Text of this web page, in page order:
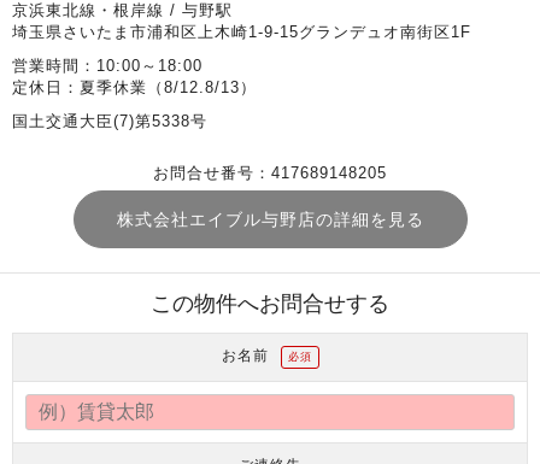
京浜東北線・根岸線 / 与野駅
埼玉県さいたま市浦和区上木崎1-9-15グランデュオ南街区1F
営業時間：10:00～18:00
定休日：夏季休業（8/12.8/13）
国土交通大臣(7)第5338号
お問合せ番号：417689148205
株式会社エイブル与野店の詳細を見る
この物件へお問合せする
お名前 必須